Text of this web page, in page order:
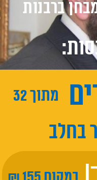
ברבנות
מתוך32
בחלב